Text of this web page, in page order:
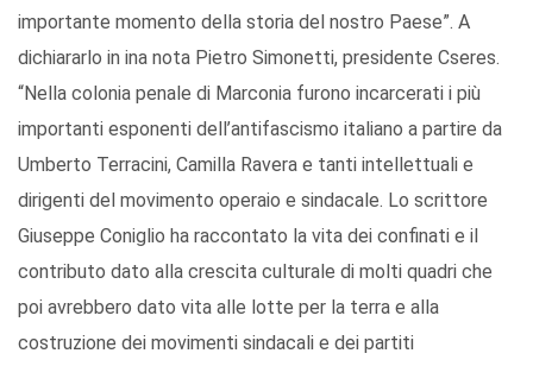
importante momento della storia del nostro Paese”. A
dichiararlo in ina nota Pietro Simonetti, presidente Cseres.
“Nella colonia penale di Marconia furono incarcerati i più
importanti esponenti dell’antifascismo italiano a partire da
Umberto Terracini, Camilla Ravera e tanti intellettuali e
dirigenti del movimento operaio e sindacale. Lo scrittore
Giuseppe Coniglio ha raccontato la vita dei confinati e il
contributo dato alla crescita culturale di molti quadri che
poi avrebbero dato vita alle lotte per la terra e alla
costruzione dei movimenti sindacali e dei partiti